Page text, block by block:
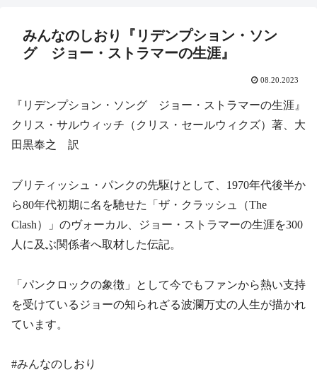
みんなのしおり『リデンプション・ソン
グ ジョー・ストラマーの生涯』
08.20.2023
『リデンプション・ソング ジョー・ストラマーの生涯』
クリス・サルウィッチ（クリス・セールウィクズ）著、大
田黒奉之 訳
ブリティッシュ・パンクの先駆けとして、1970年代後半か
ら80年代初期に名を馳せた「ザ・クラッシュ（The
Clash）」のヴォーカル、ジョー・ストラマーの生涯を300
人に及ぶ関係者へ取材した伝記。
「パンクロックの象徴」として今でもファンから熱い支持
を受けているジョーの知られざる波瀾万丈の人生が描かれ
ています。
#みんなのしおり